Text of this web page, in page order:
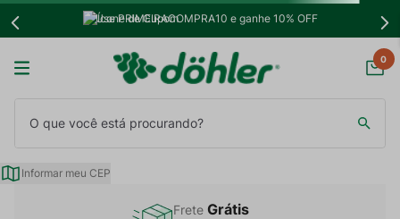
Use PRIMEIRACOMPRA10 e ganhe 10% OFF
0
Informar meu CEP
Frete Grátis